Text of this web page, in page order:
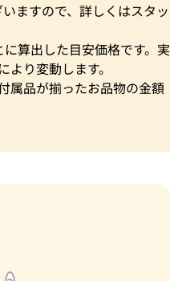
ますので、詳しくはスタッ
算出した目安価格です。実
り変動します。
属品が揃ったお品物の金額